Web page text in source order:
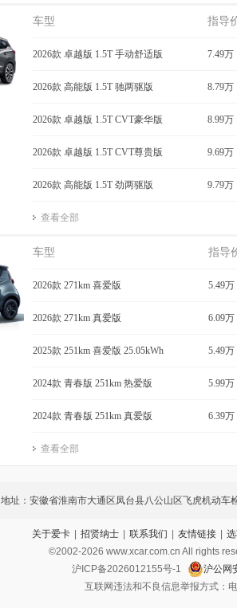
车型 指导
2026款 卓越版 1.5T 手动舒适版 7.49万
2026款 高能版 1.5T 驰两驱版 8.79万
2026款 卓越版 1.5T CVT豪华版 8.99万
2026款 卓越版 1.5T CVT尊贵版 9.69万
2026款 高能版 1.5T 劲两驱版 9.79万
查看全部
车型 指导
2026款 271km 喜爱版 5.49万
2026款 271km 真爱版 6.09万
2025款 251km 喜爱版 25.05kWh 5.49万
2024款 青春版 251km 热爱版 5.99万
2024款 青春版 251km 真爱版 6.39万
查看全部
地址：安徽省淮南市大通区凤台县八公山区飞虎机动车
关于爱卡 | 招贤纳士 | 联系我们 | 友情链接 |
©2002-2026 www.xcar.com.cn All rights
沪ICP备2026012155号-1
沪公网
互联网违法和不良信息举报方式：